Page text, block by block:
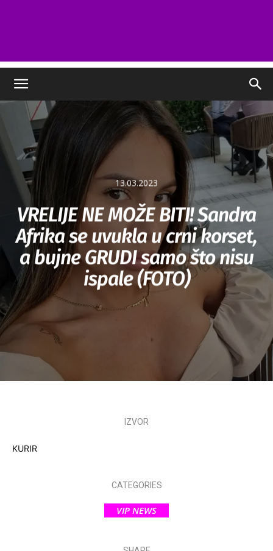
13.03.2023
VRELIJE NE MOŽE BITI! Sandra
Afrika se uvukla u crni korset,
a bujne GRUDI samo što nisu
ispale (FOTO)
IZVOR
KURIR
CATEGORIES
VIP NEWS